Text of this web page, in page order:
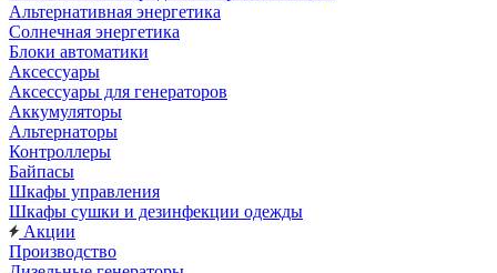
Альтернативная энергетика
Солнечная энергетика
Блоки автоматики
Аксессуары
Аксессуары для генераторов
Аккумуляторы
Альтернаторы
Контроллеры
Байпасы
Шкафы управления
Шкафы сушки и дезинфекции одежды
Акции
Производство